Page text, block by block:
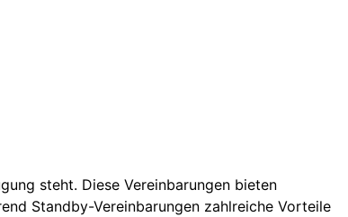
steht. Diese Vereinbarungen bieten
Standby-Vereinbarungen zahlreiche Vorteile